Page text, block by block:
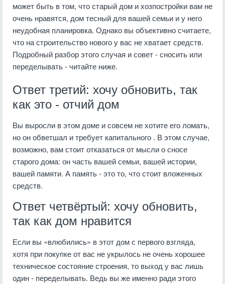
может быть в том, что старый дом и хозпостройки вам не
очень нравятся, дом тесный для вашей семьи и у него
неудобная планировка. Однако вы объективно считаете,
что на строительство нового у вас не хватает средств.
Подробный разбор этого случая и совет - сносить или
переделывать - читайте ниже.
Ответ третий: хочу обновить, так
как это - отчий дом
Вы выросли в этом доме и совсем не хотите его ломать,
но он обветшал и требует капитального . В этом случае,
возможно, вам стоит отказаться от мысли о сносе
старого дома: он часть вашей семьи, вашей истории,
вашей памяти. А память - это то, что стоит вложенных
средств.
Ответ четвёртый: хочу обновить,
так как дом нравится
Если вы «влюбились» в этот дом с первого взгляда,
хотя при покупке от вас не укрылось не очень хорошее
техническое состояние строения, то выход у вас лишь
один - переделывать. Ведь вы же именно ради этого